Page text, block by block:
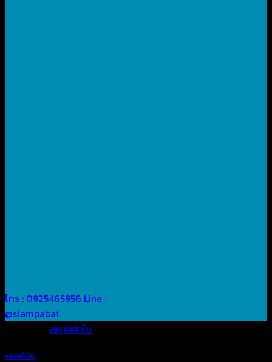
โทร : 0925465956 Line :
@siampabai
สยามผ้าใบ
สยามผ้าใบ